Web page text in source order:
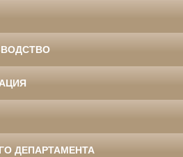
ДЕПАРТАМЕНТА